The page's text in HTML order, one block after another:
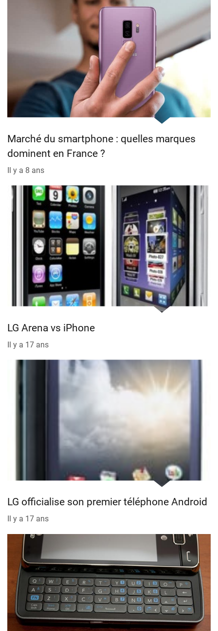
Marché du smartphone : quelles marques
dominent en France ?
Il y a 8 ans
LG Arena vs iPhone
Il y a 17 ans
LG officialise son premier téléphone Android
Il y a 17 ans